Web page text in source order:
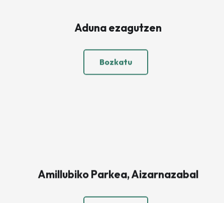
Aduna ezagutzen
Bozkatu
Amillubiko Parkea, Aizarnazabal